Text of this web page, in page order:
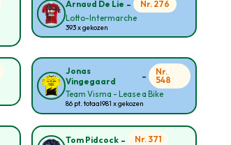
Arnaud De Lie -
Nr. 276
Lotto-Intermarche
393 x gekozen
Jonas
Vingegaard
-
Nr.
548
Team Visma - Lease a Bike
86 pt. totaal981 x gekozen
Tom Pidcock-
Nr. 371